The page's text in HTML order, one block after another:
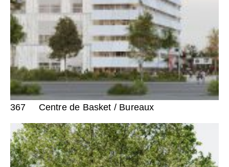
367 Centre de Basket / Bureaux